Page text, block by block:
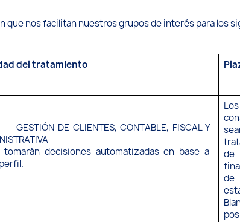
que nos facilitan nuestros grupos de interés para los
del tratamiento
GESTIÓN DE CLIENTES, CONTABLE, FISCAL Y
tomarán decisiones automatizadas en base a
de
de